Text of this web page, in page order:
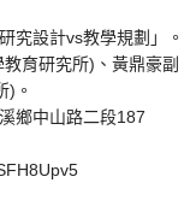
究設計vs教學規劃」。
育研究所)、黃鼎豪副
)。
鄉中山路二段187